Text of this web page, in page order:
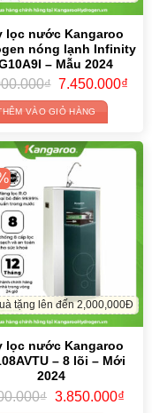
lọc nước Kangaroo
nóng lạnh Infinity
– Mẫu 2024
₫ Original
was:
15.000.000₫.
7.450.000₫
VÀO GIỎ HÀNG
tặng lên đến 2,000,000Đ
lọc nước Kangaroo
– 8 lõi – Mới
2024
₫ Original
3.850.000₫